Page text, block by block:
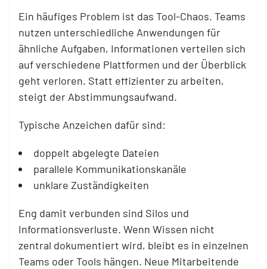
Ein häufiges Problem ist das Tool-Chaos. Teams
nutzen unterschiedliche Anwendungen für
ähnliche Aufgaben, Informationen verteilen sich
auf verschiedene Plattformen und der Überblick
geht verloren. Statt effizienter zu arbeiten,
steigt der Abstimmungsaufwand.
Typische Anzeichen dafür sind:
doppelt abgelegte Dateien
parallele Kommunikationskanäle
unklare Zuständigkeiten
Eng damit verbunden sind Silos und
Informationsverluste. Wenn Wissen nicht
zentral dokumentiert wird, bleibt es in einzelnen
Teams oder Tools hängen. Neue Mitarbeitende